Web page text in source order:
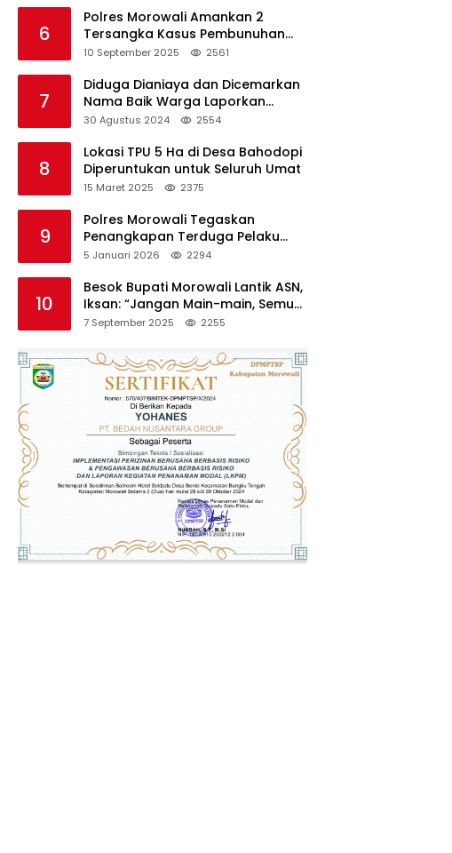
6
Polres Morowali Amankan 2
Tersangka Kasus Pembunuhan
WNA di Desa Topogaro
10 September 2025 2561
7
Diduga Dianiaya dan Dicemarkan
Nama Baik Warga Laporkan
Oknum Kades dan Oknum Polisi
30 Agustus 2024 2554
8
Lokasi TPU 5 Ha di Desa Bahodopi
Diperuntukan untuk Seluruh Umat
15 Maret 2025 2375
9
Polres Morowali Tegaskan
Penangkapan Terduga Pelaku
Pembakaran Kantor PT RCP Sesuai
5 Januari 2026 2294
10
Besok Bupati Morowali Lantik ASN,
Iksan: “Jangan Main-main, Semua
Saya Pantau”
7 September 2025 2255